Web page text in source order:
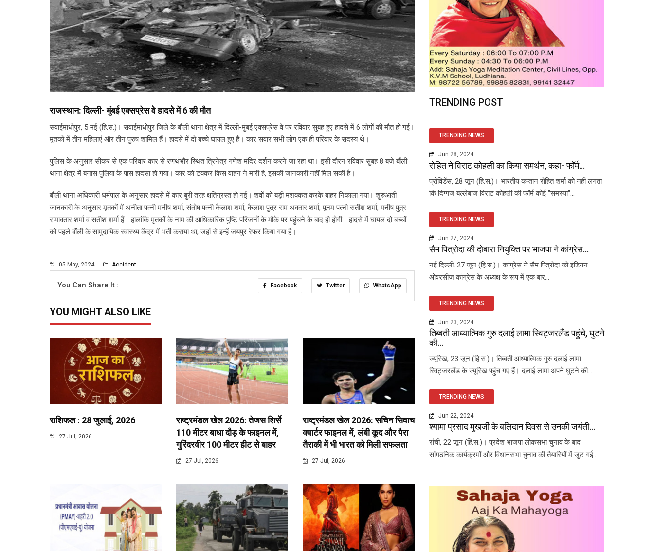
राजस्थान: दिल्ली- मुंबई एक्सप्रेस वे हादसे में 6 की मौत
सवाईमाधोपुर, 5 मई (हि.स.)। सवाईमाधोपुर जिले के बौंली थाना क्षेत्र में दिल्ली-मुंबई एक्सप्रेस वे पर रविवार सुबह हुए हादसे में 6 लोगों की मौत हो गई।
मृतकों में तीन महिलाएं और तीन पुरुष शामिल हैं। हादसे में दो बच्चे घायल हुए हैं। कार सवार सभी लोग एक ही परिवार के सदस्य थे।
पुलिस के अनुसार सीकर से एक परिवार कार से रणथंभौर स्थित त्रिनेत्र गणेश मंदिर दर्शन करने जा रहा था। इसी दौरन रविवार सुबह 8 बजे बौंली
थाना क्षेत्र में बनास पुलिया के पास हादसा हो गया। कार को टक्कर किस वाहन ने मारी है, इसकी जानकारी नहीं मिल सकी है।
बौंली थाना अधिकारी धर्मपाल के अनुसार हादसे में कार बुरी तरह क्षतिग्रस्त हो गई। शवों को बड़ी मशक्कत करके बाहर निकाला गया। शुरुआती
जानकारी के अनुसार मृतकों में अनीता पत्नी मनीष शर्मा, संतोष पत्नी कैलाश शर्मा, कैलाश पुत्र राम अवतार शर्मा, पूनम पत्नी सतीश शर्मा, मनीष पुत्र
रामावतार शर्मा व सतीश शर्मा हैं। हालांकि मृतकों के नाम की आधिकारिक पुष्टि परिजनों के मौके पर पहुंचने के बाद ही होगी। हादसे में घायल दो बच्चों
को पहले बौंली के सामुदायिक स्वास्थ्य केंद्र में भर्ती कराया था, जहां से इन्हें जयपुर रेफर किया गया है।
05 May, 2024 Accident
You Can Share It : Facebook Twitter WhatsApp
YOU MIGHT ALSO LIKE
राशिफल : 28 जुलाई, 2026
27 Jul, 2026
राष्ट्रमंडल खेल 2026: तेजस शिर्से
110 मीटर बाधा दौड़ के फाइनल में,
गुरिंदरवीर 100 मीटर हीट से बाहर
27 Jul, 2026
राष्ट्रमंडल खेल 2026: सचिन सिवाच
क्वार्टर फाइनल में, लंबी कूद और पैरा
तैराकी में भी भारत को मिली सफलता
27 Jul, 2026
TRENDING POST
TRENDING NEWS
Jun 28, 2024
रोहित ने विराट कोहली का किया समर्थन, कहा- फॉर्म...
प्रोविडेंस, 28 जून (हि.स.)। भारतीय कप्तान रोहित शर्मा को नहीं लगता
कि दिग्गज बल्लेबाज विराट कोहली की फॉर्म कोई "समस्या"...
TRENDING NEWS
Jun 27, 2024
सैम पित्रोदा की दोबारा नियुक्ति पर भाजपा ने कांग्रेस...
नई दिल्ली, 27 जून (हि.स.)। कांग्रेस ने सैम पित्रोदा को इंडियन
ओवरसीज कांग्रेस के अध्यक्ष के रूप में एक बार...
TRENDING NEWS
Jun 23, 2024
तिब्बती आध्यात्मिक गुरु दलाई लामा स्विट्जरलैंड पहुंचे, घुटने
की...
ज्यूरिख, 23 जून (हि.स.)। तिब्बती आध्यात्मिक गुरु दलाई लामा
स्विट्जरलैंड के ज्यूरिख पहुंच गए हैं। दलाई लामा अपने घुटने की...
TRENDING NEWS
Jun 22, 2024
श्यामा प्रसाद मुखर्जी के बलिदान दिवस से उनकी जयंती...
रांची, 22 जून (हि.स.)। प्रदेश भाजपा लोकसभा चुनाव के बाद
सांगठनिक कार्यक्रमों और विधानसभा चुनाव की तैयारियों में जुट गई...